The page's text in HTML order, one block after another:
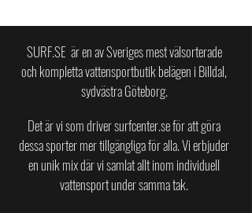
SURF.SE är en av Sveriges mest välsorterade
och kompletta vattensportbutik belägen i Billdal,
sydvästra Göteborg.
Det är vi som driver surfcenter.se för att göra
dessa sporter mer tillgängliga för alla.Vi erbjuder
en unik mix där vi samlat allt inom individuell
vattensport under samma tak.